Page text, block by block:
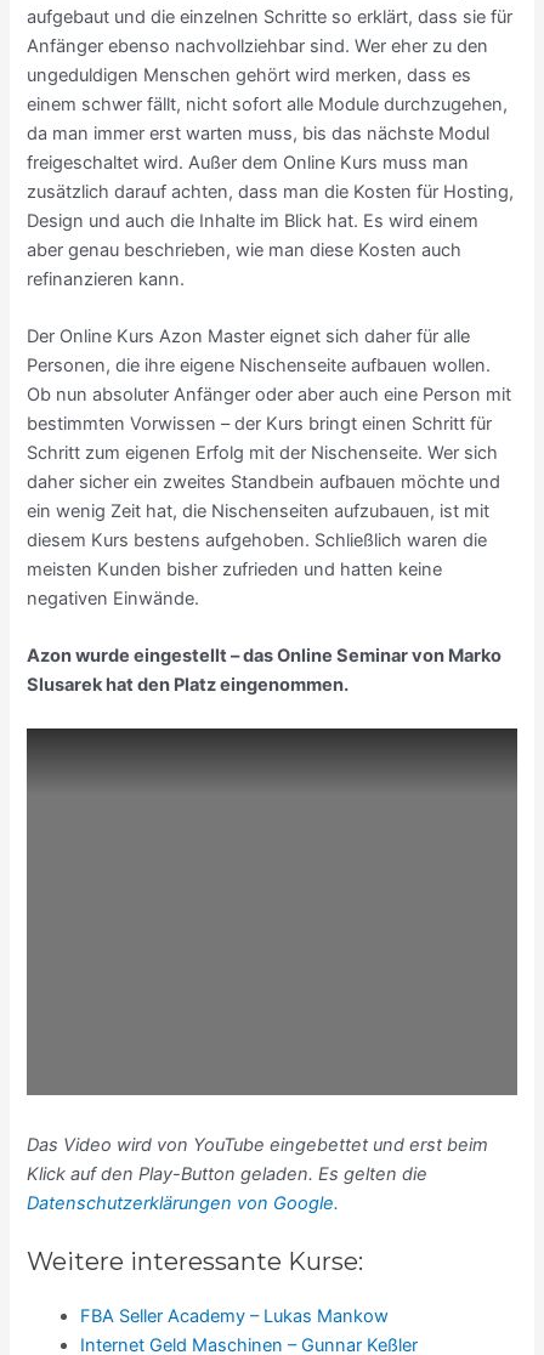
aufgebaut und die einzelnen Schritte so erklärt, dass sie für
Anfänger ebenso nachvollziehbar sind. Wer eher zu den
ungeduldigen Menschen gehört wird merken, dass es
einem schwer fällt, nicht sofort alle Module durchzugehen,
da man immer erst warten muss, bis das nächste Modul
freigeschaltet wird. Außer dem Online Kurs muss man
zusätzlich darauf achten, dass man die Kosten für Hosting,
Design und auch die Inhalte im Blick hat. Es wird einem
aber genau beschrieben, wie man diese Kosten auch
refinanzieren kann.
Der Online Kurs Azon Master eignet sich daher für alle
Personen, die ihre eigene Nischenseite aufbauen wollen.
Ob nun absoluter Anfänger oder aber auch eine Person mit
bestimmten Vorwissen – der Kurs bringt einen Schritt für
Schritt zum eigenen Erfolg mit der Nischenseite. Wer sich
daher sicher ein zweites Standbein aufbauen möchte und
ein wenig Zeit hat, die Nischenseiten aufzubauen, ist mit
diesem Kurs bestens aufgehoben. Schließlich waren die
meisten Kunden bisher zufrieden und hatten keine
negativen Einwände.
Azon wurde eingestellt – das Online Seminar von Marko
Slusarek hat den Platz eingenommen.
Das Video wird von YouTube eingebettet und erst beim
Klick auf den Play-Button geladen. Es gelten die
Datenschutzerklärungen von Google.
Weitere interessante Kurse:
FBA Seller Academy – Lukas Mankow
Internet Geld Maschinen – Gunnar Keßler